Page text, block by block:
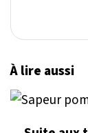
À lire aussi